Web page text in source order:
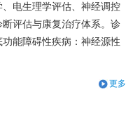
电生理学评估、神经调控
评估与康复治疗体系。诊
能障碍性疾病：神经源性
更多